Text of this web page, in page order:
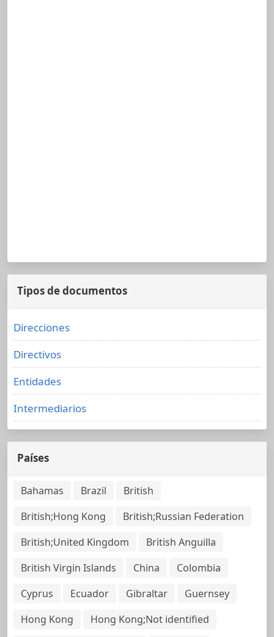
Tipos de documentos
Direcciones
Directivos
Entidades
Intermediarios
Países
Bahamas Brazil
British
British;Hong Kong
British;Russian Federation
British;United Kingdom
British Anguilla
British Virgin Islands
China
Colombia
Cyprus
Ecuador Gibraltar
Guernsey
Hong Kong
Hong Kong;Not identified